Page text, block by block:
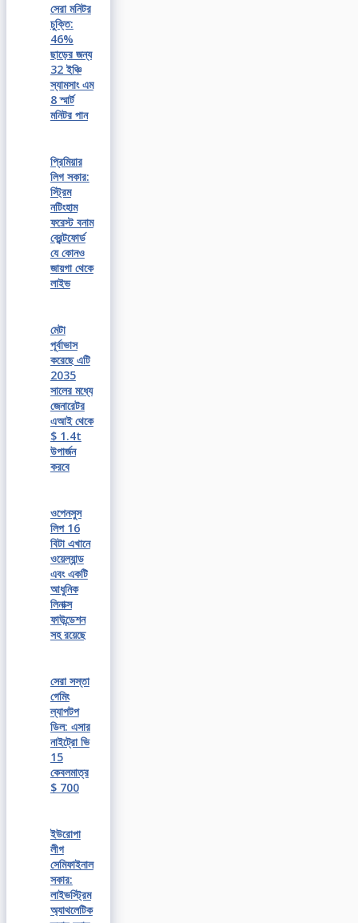
সেরা মনিটর
চুক্তি:
46%
ছাড়ের জন্য
32 ইঞ্চি
স্যামসাং এম
8 স্মার্ট
মনিটর পান
প্রিমিয়ার
লিগ সকার:
স্ট্রিম
নটিংহাম
ফরেস্ট বনাম
ব্রেন্টফোর্ড
যে কোনও
জায়গা থেকে
লাইভ
মেটা
পূর্বাভাস
করেছে এটি
2035
সালের মধ্যে
জেনারেটর
এআই থেকে
$ 1.4t
উপার্জন
করবে
ওপেনসুস
লিপ 16
বিটা এখানে
ওয়েল্যান্ড
এবং একটি
আধুনিক
লিনাক্স
ফাউন্ডেশন
সহ রয়েছে
সেরা সস্তা
গেমিং
ল্যাপটপ
ডিল: এসার
নাইট্রো ভি
15
কেবলমাত্র
$ 700
ইউরোপা
লীগ
সেমিফাইনাল
সকার:
লাইভস্ট্রিম
অ্যাথলেটিক